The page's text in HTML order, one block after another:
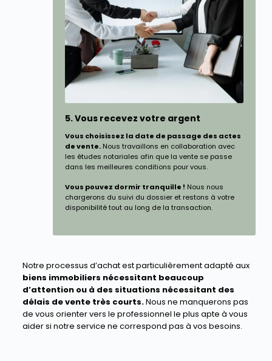
5. Vous recevez votre argent
Vous choisissez la date de passage des actes
de vente.Nous travaillons en collaboration avec
les études notariales afin que la vente se passe
dans les meilleures conditions pour vous.
Vous pouvez dormir tranquille ! Nous nous
chargerons du suivi du dossier et restons à votre
disponibilité tout au long de la transaction.
Notre processus d’achat est particulièrement adapté aux
biens immobiliers nécessitant beaucoup
d’attention ou à des situations nécessitant des
délais de vente très courts.Nous ne manquerons pas
de vous orienter vers le professionnel le plus apte à vous
aider si notre service ne correspond pas à vos besoins.